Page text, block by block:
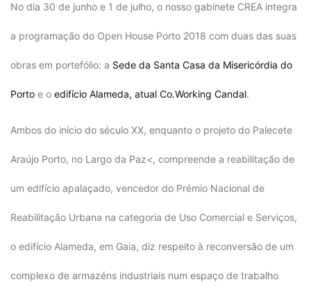
No dia 30 de junho e 1 de julho, o nosso gabinete CREA integra
a programação do Open House Porto 2018 com duas das suas
obras em portefólio: a Sede da Santa Casa da Misericórdia do
Porto e o edifício Alameda, atual Co.Working Candal.
Ambos do início do século XX, enquanto o projeto do Palecete
Araújo Porto, no Largo da Paz<, compreende a reabilitação de
um edifício apalaçado, vencedor do Prémio Nacional de
Reabilitação Urbana na categoria de Uso Comercial e Serviços,
o edifício Alameda, em Gaia, diz respeito à reconversão de um
complexo de armazéns industriais num espaço de trabalho